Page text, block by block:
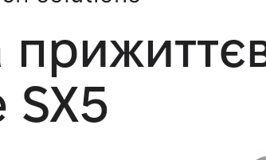
SX5